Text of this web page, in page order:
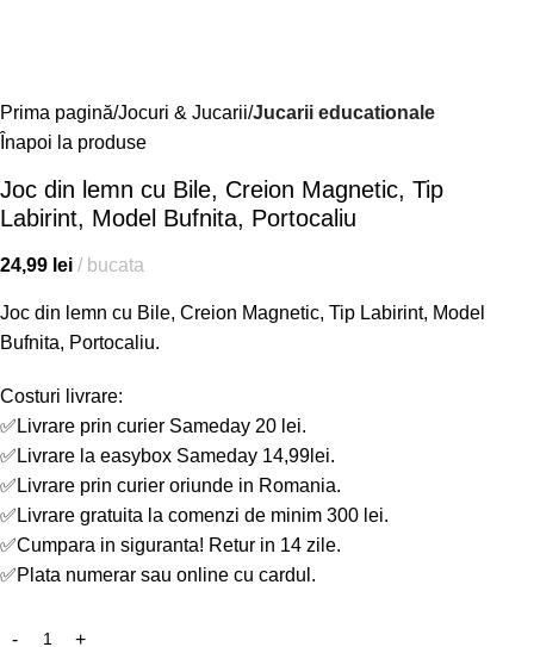
Prima pagină Jocuri & Jucarii Jucarii educationale
Înapoi la produse
Joc din lemn cu Bile, Creion Magnetic, Tip
Labirint, Model Bufnita, Portocaliu
24,99 lei bucata
Joc din lemn cu Bile, Creion Magnetic, Tip Labirint, Model
Bufnita, Portocaliu.
Costuri livrare:
✅Livrare prin curier Sameday 20 lei.
✅Livrare la easybox Sameday 14,99lei.
✅Livrare prin curier oriunde in Romania.
✅Livrare gratuita la comenzi de minim 300 lei.
✅Cumpara in siguranta! Retur in 14 zile.
✅Plata numerar sau online cu cardul.